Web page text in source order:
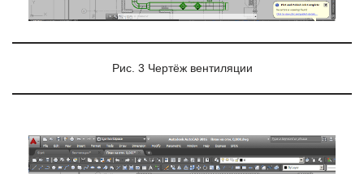
Рис. 3 Чертёж вентиляции